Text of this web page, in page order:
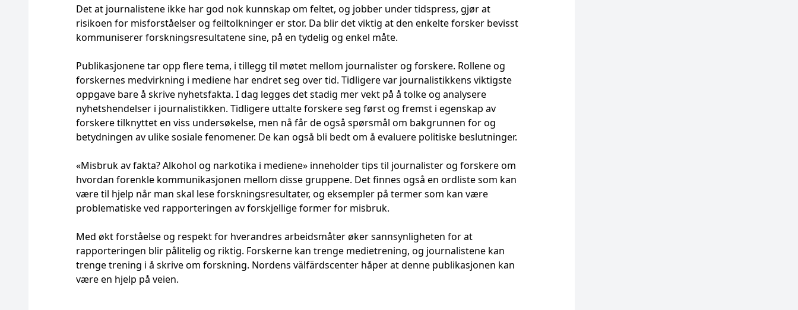
Det at journalistene ikke har god nok kunnskap om feltet, og jobber under tidspress, gjør at
risikoen for misforståelser og feiltolkninger er stor. Da blir det viktig at den enkelte forsker bevisst
kommuniserer forskningsresultatene sine, på en tydelig og enkel måte.
Publikasjonene tar opp flere tema, i tillegg til møtet mellom journalister og forskere. Rollene og
forskernes medvirkning i mediene har endret seg over tid. Tidligere var journalistikkens viktigste
oppgave bare å skrive nyhetsfakta. I dag legges det stadig mer vekt på å tolke og analysere
nyhetshendelser i journalistikken. Tidligere uttalte forskere seg først og fremst i egenskap av
forskere tilknyttet en viss undersøkelse, men nå får de også spørsmål om bakgrunnen for og
betydningen av ulike sosiale fenomener. De kan også bli bedt om å evaluere politiske beslutninger.
«Misbruk av fakta? Alkohol og narkotika i mediene» inneholder tips til journalister og forskere om
hvordan forenkle kommunikasjonen mellom disse gruppene. Det finnes også en ordliste som kan
være til hjelp når man skal lese forskningsresultater, og eksempler på termer som kan være
problematiske ved rapporteringen av forskjellige former for misbruk.
Med økt forståelse og respekt for hverandres arbeidsmåter øker sannsynligheten for at
rapporteringen blir pålitelig og riktig. Forskerne kan trenge medietrening, og journalistene kan
trenge trening i å skrive om forskning. Nordens välfärdscenter håper at denne publikasjonen kan
være en hjelp på veien.